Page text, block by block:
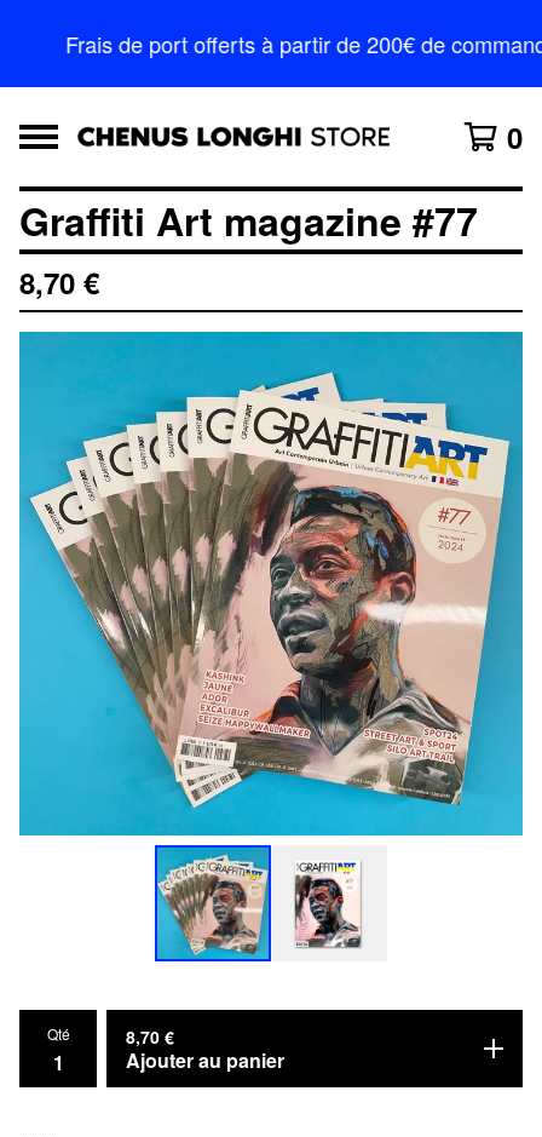
Frais de port offerts à partir de 200€ de
0
Graffiti Art magazine #77
8,70 €
Qté 8,70 €
Ajouter au panier